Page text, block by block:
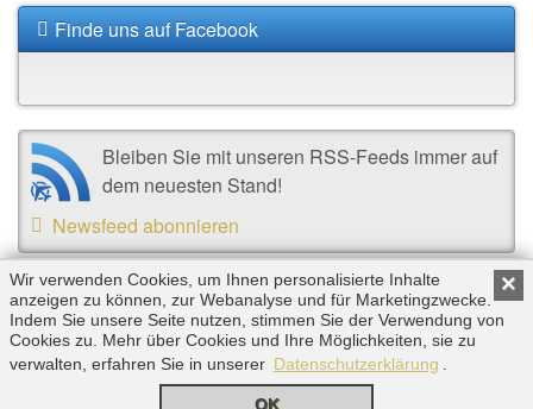
Finde uns auf Facebook
Bleiben Sie mit unseren RSS-Feeds immer auf
dem neuesten Stand!
Newsfeed abonnieren
Copyright © 2026 by Triplemind GmbH. Alle Rechte
vorbehalten. |Impressum|Datenschutz
×
Wir verwenden Cookies, um Ihnen personalisierte Inhalte
anzeigen zu können, zur Webanalyse und für Marketingzwecke.
Indem Sie unsere Seite nutzen, stimmen Sie der Verwendung von
Cookies zu. Mehr über Cookies und Ihre Möglichkeiten, sie zu
verwalten, erfahren Sie in unserer Datenschutzerklärung
OK